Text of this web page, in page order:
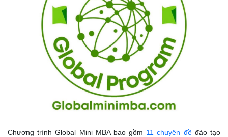
Chương trình Global Mini MBA bao gồm 11 chuyên đềđào tạo